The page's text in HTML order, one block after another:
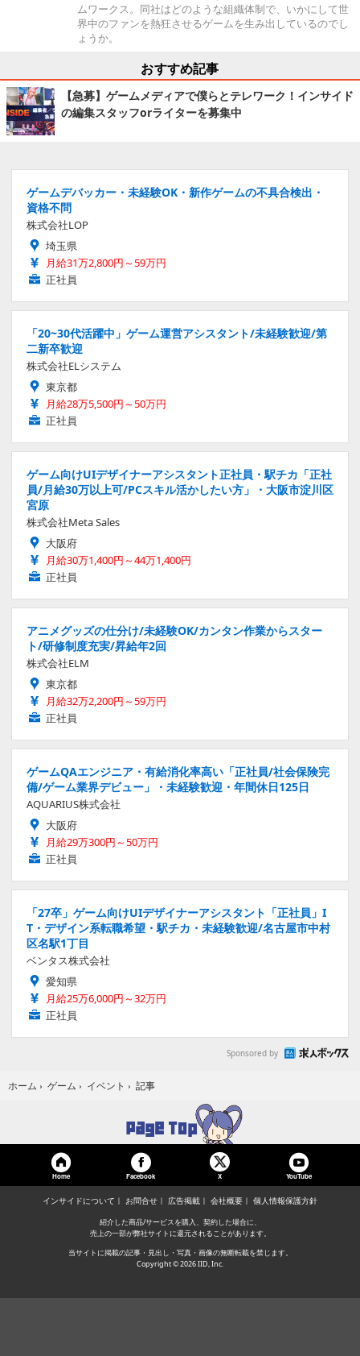
ムワークス。同社はどのような組織体制で、いかにして世
界中のファンを熱狂させるゲームを生み出しているのでし
ょうか。
おすすめ記事
【急募】ゲームメディアで僕らとテレワーク！インサイド
の編集スタッフorライターを募集中
ゲームデバッカー・未経験OK・新作ゲームの不具合検出・
資格不問
株式会社LOP
埼玉県
月給31万2,800円～59万円
正社員
「20~30代活躍中」ゲーム運営アシスタント/未経験歓迎/第
二新卒歓迎
株式会社ELシステム
東京都
月給28万5,500円～50万円
正社員
ゲーム向けUIデザイナーアシスタント正社員・駅チカ「正社
員/月給30万以上可/PCスキル活かしたい方」・大阪市淀川区
宮原
株式会社Meta Sales
大阪府
月給30万1,400円～44万1,400円
正社員
アニメグッズの仕分け/未経験OK/カンタン作業からスター
ト/研修制度充実/昇給年2回
株式会社ELM
東京都
月給32万2,200円～59万円
正社員
ゲームQAエンジニア・有給消化率高い「正社員/社会保険完
備/ゲーム業界デビュー」・未経験歓迎・年間休日125日
AQUARIUS株式会社
大阪府
月給29万300円～50万円
正社員
「27卒」ゲーム向けUIデザイナーアシスタント「正社員」I
T・デザイン系転職希望・駅チカ・未経験歓迎/名古屋市中村
区名駅1丁目
ベンタス株式会社
愛知県
月給25万6,000円～32万円
正社員
Sponsored by
ホーム › ゲーム › イベント › 記事
Home Facebook X YouTube
インサイドについて お問合せ 広告掲載 会社概要 個人情報保護方針
紹介した商品/サービスを購入、契約した場合に、
売上の一部が弊社サイトに還元されることがあります。
当サイトに掲載の記事・見出し・写真・画像の無断転載を禁じます。
Copyright © 2026 IID, Inc.